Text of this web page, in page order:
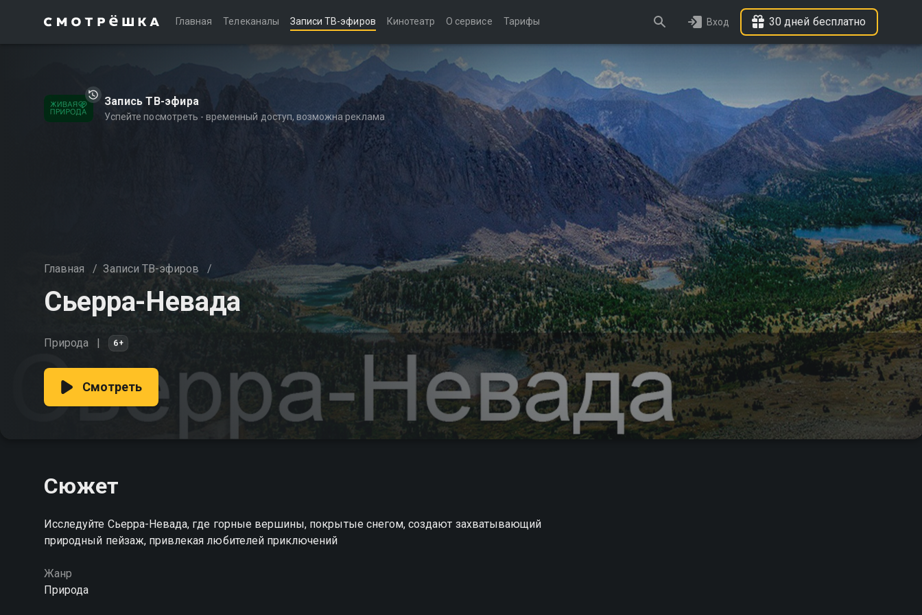
Главная Телеканалы Записи ТВ-эфиров Кинотеатр О сервисе Тарифы Вход 30 дней бесплатно
Запись ТВ-эфира
Успейте посмотреть - временный доступ, возможна реклама
Главная / Записи ТВ-эфиров /
Сьерра-Невада
Природа 6+
Смотреть
Сюжет
Исследуйте Сьерра-Невада, где горные вершины, покрытые снегом, создают захватывающий
природный пейзаж, привлекая любителей приключений
Жанр
Природа